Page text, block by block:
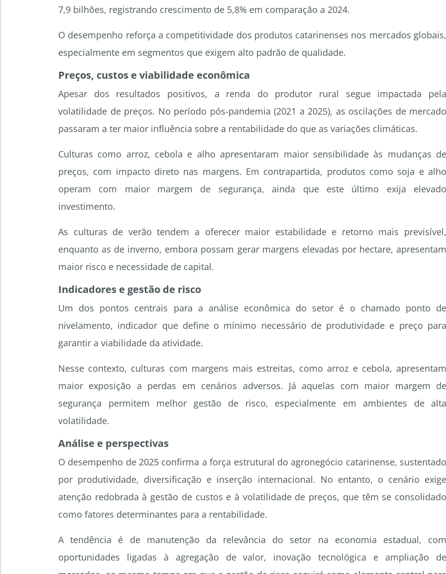
7,9 bilhões, registrando crescimento de 5,8% em comparação a 2024.
O desempenho reforça a competitividade dos produtos catarinenses nos mercados globais,
especialmente em segmentos que exigem alto padrão de qualidade.
Preços, custos e viabilidade econômica
Apesar dos resultados positivos, a renda do produtor rural segue impactada pela
volatilidade de preços. No período pós-pandemia (2021 a 2025), as oscilações de mercado
passaram a ter maior influência sobre a rentabilidade do que as variações climáticas.
Culturas como arroz, cebola e alho apresentaram maior sensibilidade às mudanças de
preços, com impacto direto nas margens. Em contrapartida, produtos como soja e alho
operam com maior margem de segurança, ainda que este último exija elevado
investimento.
As culturas de verão tendem a oferecer maior estabilidade e retorno mais previsível,
enquanto as de inverno, embora possam gerar margens elevadas por hectare, apresentam
maior risco e necessidade de capital.
Indicadores e gestão de risco
Um dos pontos centrais para a análise econômica do setor é o chamado ponto de
nivelamento, indicador que define o mínimo necessário de produtividade e preço para
garantir a viabilidade da atividade.
Nesse contexto, culturas com margens mais estreitas, como arroz e cebola, apresentam
maior exposição a perdas em cenários adversos. Já aquelas com maior margem de
segurança permitem melhor gestão de risco, especialmente em ambientes de alta
volatilidade.
Análise e perspectivas
O desempenho de 2025 confirma a força estrutural do agronegócio catarinense, sustentado
por produtividade, diversificação e inserção internacional. No entanto, o cenário exige
atenção redobrada à gestão de custos e à volatilidade de preços, que têm se consolidado
como fatores determinantes para a rentabilidade.
A tendência é de manutenção da relevância do setor na economia estadual, com
oportunidades ligadas à agregação de valor, inovação tecnológica e ampliação de